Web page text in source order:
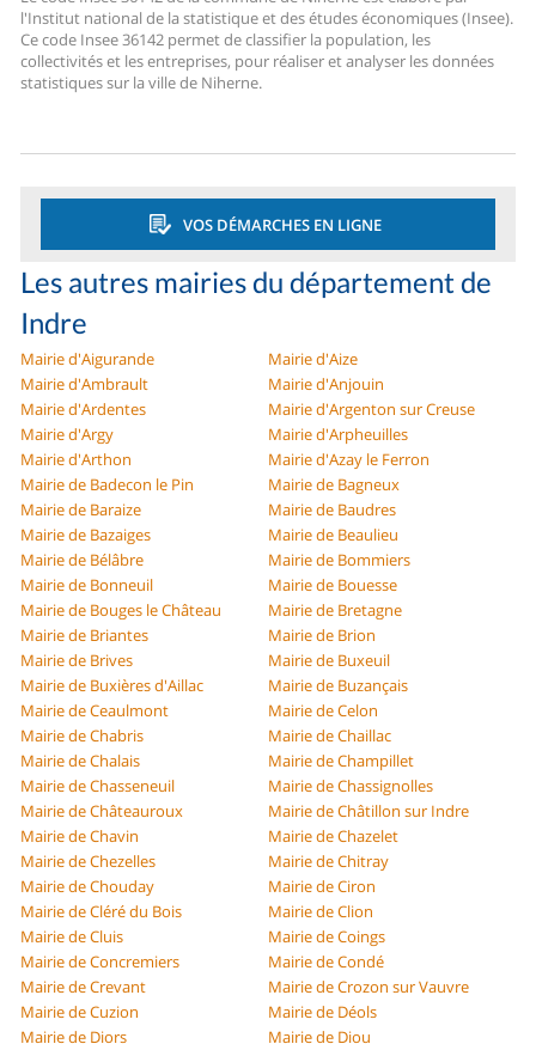
l'Institut national de la statistique et des études économiques (Insee).
Ce code Insee 36142 permet de classifier la population, les
collectivités et les entreprises, pour réaliser et analyser les données
statistiques sur la ville de Niherne.
VOS DÉMARCHES EN LIGNE
Les autres mairies du département de
Indre
Mairie d'Aigurande
Mairie d'Aize
Mairie d'Ambrault
Mairie d'Anjouin
Mairie d'Ardentes
Mairie d'Argenton sur Creuse
Mairie d'Argy
Mairie d'Arpheuilles
Mairie d'Arthon
Mairie d'Azay le Ferron
Mairie de Badecon le Pin
Mairie de Bagneux
Mairie de Baraize
Mairie de Baudres
Mairie de Bazaiges
Mairie de Beaulieu
Mairie de Bélâbre
Mairie de Bommiers
Mairie de Bonneuil
Mairie de Bouesse
Mairie de Bouges le Château
Mairie de Bretagne
Mairie de Briantes
Mairie de Brion
Mairie de Brives
Mairie de Buxeuil
Mairie de Buxières d'Aillac
Mairie de Buzançais
Mairie de Ceaulmont
Mairie de Celon
Mairie de Chabris
Mairie de Chaillac
Mairie de Chalais
Mairie de Champillet
Mairie de Chasseneuil
Mairie de Chassignolles
Mairie de Châteauroux
Mairie de Châtillon sur Indre
Mairie de Chavin
Mairie de Chazelet
Mairie de Chezelles
Mairie de Chitray
Mairie de Chouday
Mairie de Ciron
Mairie de Cléré du Bois
Mairie de Clion
Mairie de Cluis
Mairie de Coings
Mairie de Concremiers
Mairie de Condé
Mairie de Crevant
Mairie de Crozon sur Vauvre
Mairie de Cuzion
Mairie de Déols
Mairie de Diors
Mairie de Diou